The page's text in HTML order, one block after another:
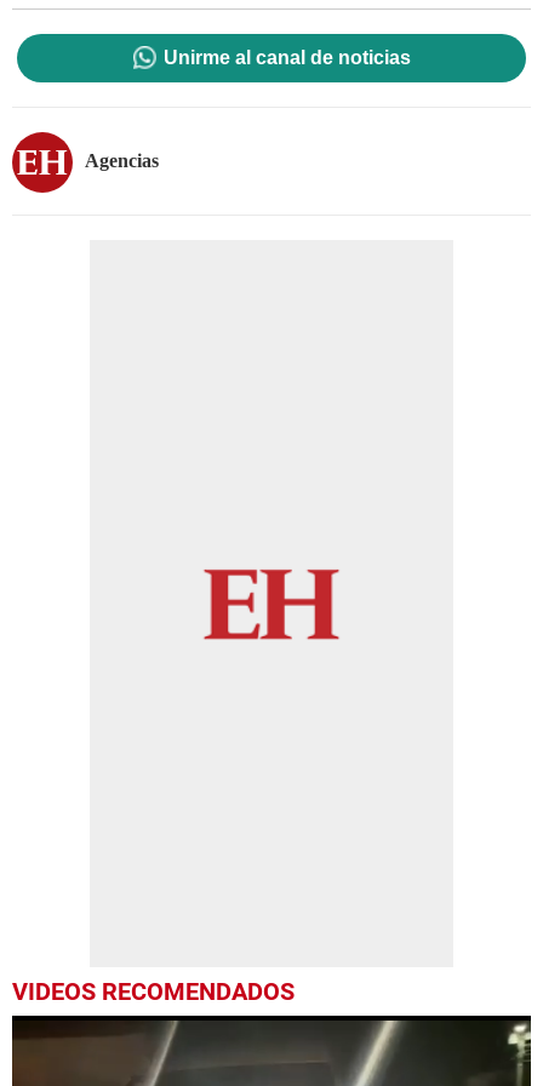
Unirme al canal de noticias
Agencias
VIDEOS RECOMENDADOS